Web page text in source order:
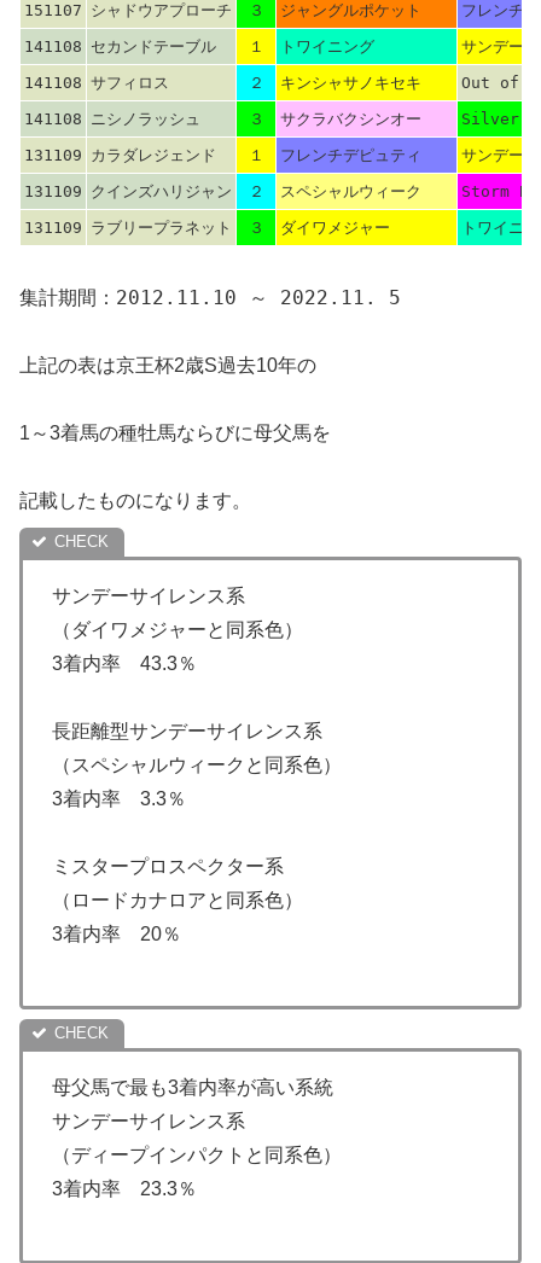
151107 シャドウアプローチ ３ ジャングルポケット
フレンチ
141108 セカンドテーブル １ トワイニング
サンデー
141108 サフィロス ２ キンシャサノキセキ
Out of
141108 ニシノラッシュ ３ サクラバクシンオー
Silver
131109 カラダレジェンド １ フレンチデピュティ
サンデー
131109 クインズハリジャン ２ スペシャルウィーク
Storm
131109 ラブリープラネット ３ ダイワメジャー トワイニ
集計期間：2012.11.10 ～ 2022.11. 5
上記の表は京王杯2歳S過去10年の
1～3着馬の種牡馬ならびに母父馬を
記載したものになります。
サンデーサイレンス系
（ダイワメジャーと同系色）
3着内率 43.3％
長距離型サンデーサイレンス系
（スペシャルウィークと同系色）
3着内率 3.3％
ミスタープロスペクター系
（ロードカナロアと同系色）
3着内率 20％
母父馬で最も3着内率が高い系統
サンデーサイレンス系
（ディープインパクトと同系色）
3着内率 23.3％